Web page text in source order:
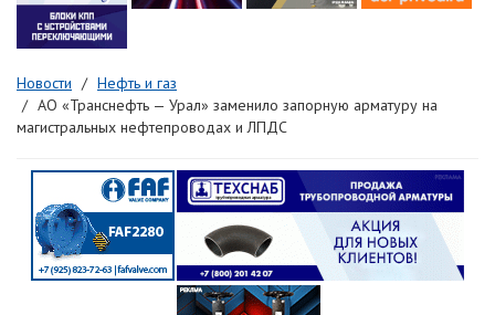
Новости
Нефть и газ
АО «Транснефть — Урал» заменило запорную арматуру на
магистральных нефтепроводах и ЛПДС